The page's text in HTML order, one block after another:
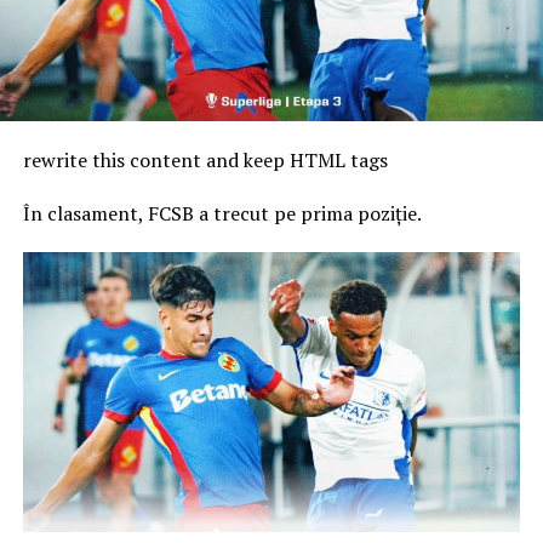
important pentru dezvoltarea sportului în comună și
pentru implicarea tinerilor în activități sportive
organizate.
Sursă: Agerpres
rewrite this content and keep HTML tags
În clasament, FCSB a trecut pe prima poziție.